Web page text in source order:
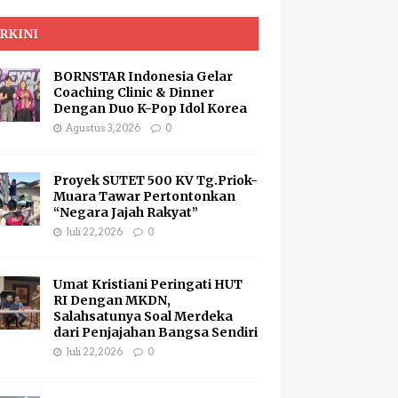
BORNSTAR Indonesia Gelar
Coaching Clinic & Dinner
Dengan Duo K-Pop Idol Korea
Agustus 3, 2026 0
Proyek SUTET 500 KV Tg.Priok-
Muara Tawar Pertontonkan
“Negara Jajah Rakyat”
Juli 22, 2026 0
Umat Kristiani Peringati HUT
RI Dengan MKDN,
Salahsatunya Soal Merdeka
dari Penjajahan Bangsa Sendiri
Juli 22, 2026 0